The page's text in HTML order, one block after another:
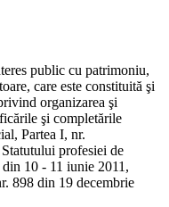
public cu patrimoniu,
care este constituită şi
organizarea şi
şi completările
Partea I, nr.
profesiei de
10 - 11 iunie 2011,
898 din 19 decembrie